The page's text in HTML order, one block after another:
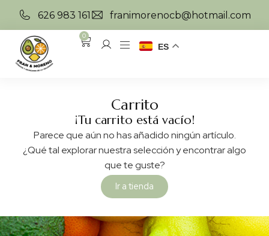
626 983 161 franimorenocb@hotmail.com
0
ES
Carrito
¡Tu carrito está vacío!
Parece que aún no has añadido ningún artículo.
¿Qué tal explorar nuestra selección y encontrar algo
que te guste?
Ir a tienda